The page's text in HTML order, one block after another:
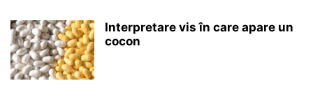
Interpretare vis în care apare un
cocon